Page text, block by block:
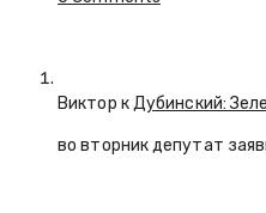
Виктор кДубинский:
во вторник депутат